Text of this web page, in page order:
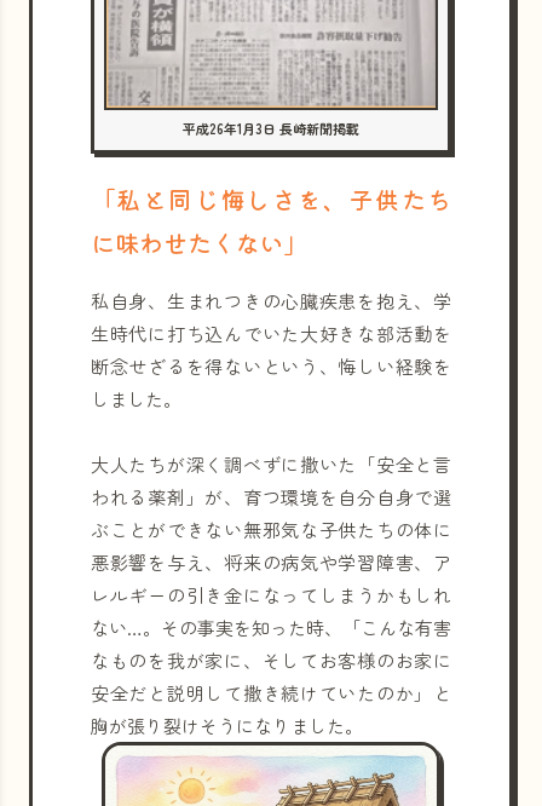
平成26年1月3日 長崎新聞掲載
「私と同じ悔しさを、子供たち
に味わせたくない」
私自身、生まれつきの心臓疾患を抱え、学
生時代に打ち込んでいた大好きな部活動を
断念せざるを得ないという、悔しい経験を
しました。
大人たちが深く調べずに撒いた「安全と言
われる薬剤」が、育つ環境を自分自身で選
ぶことができない無邪気な子供たちの体に
悪影響を与え、将来の病気や学習障害、ア
レルギーの引き金になってしまうかもしれ
ない…。その事実を知った時、「こんな有害
なものを我が家に、そしてお客様のお家に
安全だと説明して撒き続けていたのか」と
胸が張り裂けそうになりました。